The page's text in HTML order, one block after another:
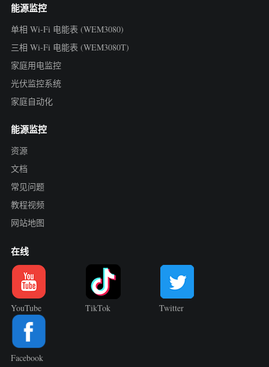
能源监控
单相 Wi-Fi 电能表 (WEM3080)
三相 Wi-Fi 电能表 (WEM3080T)
家庭用电监控
光伏监控系统
家庭自动化
能源监控
资源
文档
常见问题
教程视频
网站地图
在线
YouTube TikTok Twitter
Facebook